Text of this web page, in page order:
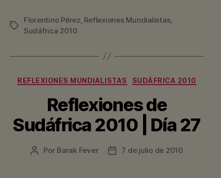
Etiquetas
Florentino Pérez Reflexiones Mundialistas,
Sudáfrica 2010
Categorías
REFLEXIONES MUNDIALISTAS SUDÁFRICA 2010
Reflexiones de
Sudáfrica 2010 | Día 27
Autor
Por Barak Fever
Fecha7 de julio de 2010